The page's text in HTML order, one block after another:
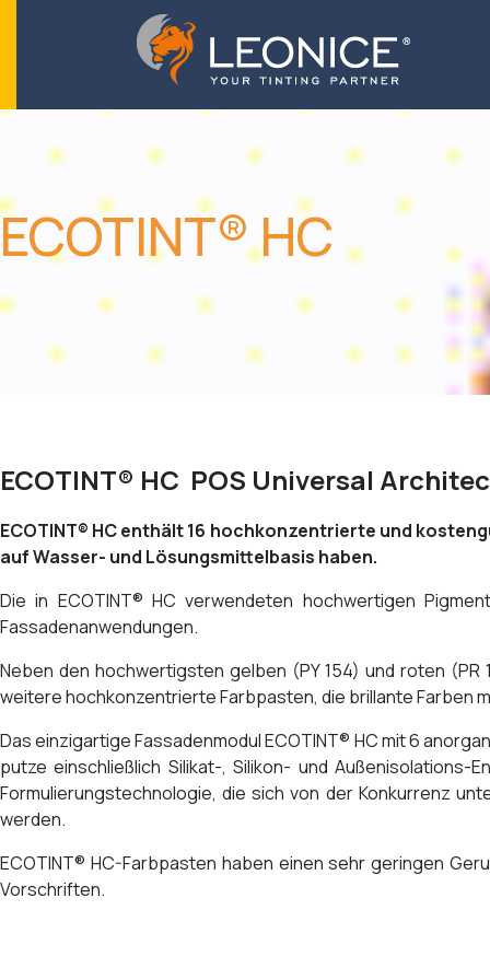
ECOTINT® HC
ECOTINT® HC POS Universal
ECOTINT® HC enthält 16 hochkonzentrierte und
auf Wasser- und Lösungsmittelbasis haben.
Die in ECOTINT® HC verwendeten hochwertigen
Fassadenanwendungen.
Neben den hochwertigsten gelben (PY 154) und roten
weitere hochkonzentrierte Farbpasten, die brillante Farben
Das einzigartige Fassadenmodul ECOTINT® HC mit 6
putze einschließlich Silikat-, Silikon- und Außenisolations-
Formulierungstechnologie, die sich von der Konkurrenz
werden.
ECOTINT® HC-Farbpasten haben einen sehr geringen
Vorschriften.